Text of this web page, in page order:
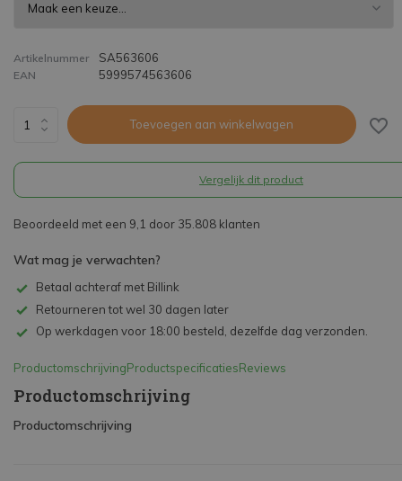
Artikelnummer SA563606
EAN 5999574563606
Toevoegen aan winkelwagen
Vergelijk dit product
Beoordeeld met een 9,1 door 35.808 klanten
Wat mag je verwachten?
Betaal achteraf met Billink
Retourneren tot wel 30 dagen later
Op werkdagen voor 18:00 besteld, dezelfde dag verzonden.
ProductomschrijvingProductspecificatiesReviews
Productomschrijving
Productomschrijving